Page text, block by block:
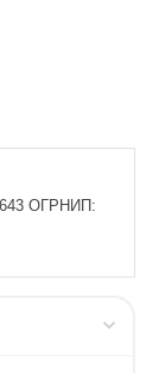
ОГРНИП: